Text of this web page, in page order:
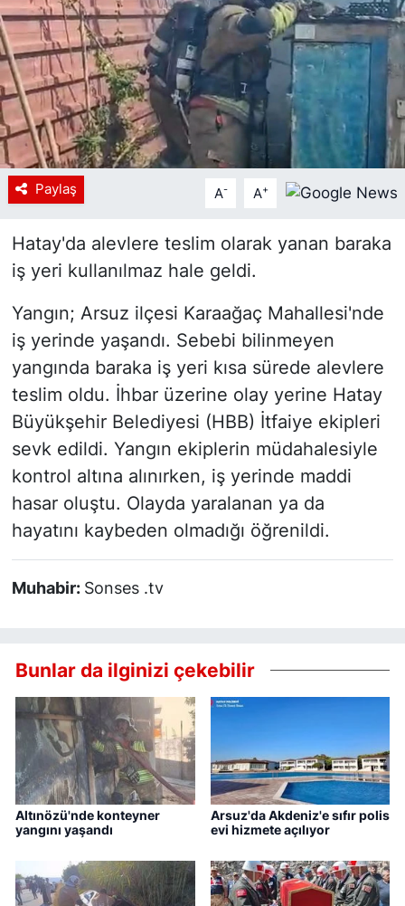
Paylaş A- A+
Hatay'da alevlere teslim olarak yanan baraka
iş yeri kullanılmaz hale geldi.
Yangın; Arsuz ilçesi Karaağaç Mahallesi'nde
iş yerinde yaşandı. Sebebi bilinmeyen
yangında baraka iş yeri kısa sürede alevlere
teslim oldu. İhbar üzerine olay yerine Hatay
Büyükşehir Belediyesi (HBB) İtfaiye ekipleri
sevk edildi. Yangın ekiplerin müdahalesiyle
kontrol altına alınırken, iş yerinde maddi
hasar oluştu. Olayda yaralanan ya da
hayatını kaybeden olmadığı öğrenildi.
Muhabir: Sonses .tv
Bunlar da ilginizi çekebilir
Altınözü'nde konteyner
yangını yaşandı
Arsuz'da Akdeniz'e sıfır polis
evi hizmete açılıyor
Siyaset
YEREL HABER
Haberde insan
Tanıtım